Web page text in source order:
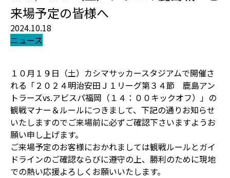
来場予定の皆様へ
2024.10.18
ニュース
１０月１９日（土）カシマサッカースタジアムで開催さ
れる「２０２４明治安田Ｊ１リーグ第３４節 鹿島アン
トラーズvs.アビスパ福岡（１４：００キックオフ）」の
観戦マナー＆ルールにつきまして、下記の通りお知らせ
いたしますのでご来場前に必ずご確認下さいますようお
願い申し上げます。
ご来場予定のお客様におかれましては観戦ルールとガイ
ドラインのご確認ならびに遵守の上、勝利のために現地
での熱い応援よろしくお願いいたします。